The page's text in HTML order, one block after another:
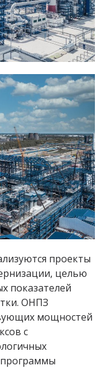
проекты
целью
показателей
ОНПЗ
мощностей
с
программы